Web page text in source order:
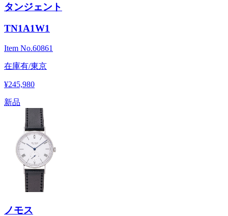
タンジェント
TN1A1W1
Item No.60861
在庫有/東京
¥245,980
新品
ノモス